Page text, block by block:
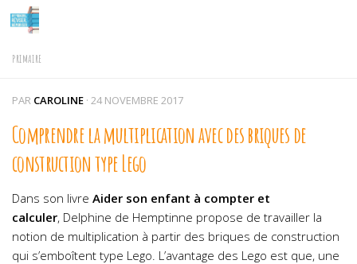
Skip to content
PRIMAIRE
PAR CAROLINE · 24 NOVEMBRE 2017
Comprendre la multiplication avec des briques de
construction type Lego
Dans son livre Aider son enfant à compter et
calculer, Delphine de Hemptinne propose de travailler la
notion de multiplication à partir des briques de construction
qui s’emboîtent type Lego. L’avantage des Lego est que, une